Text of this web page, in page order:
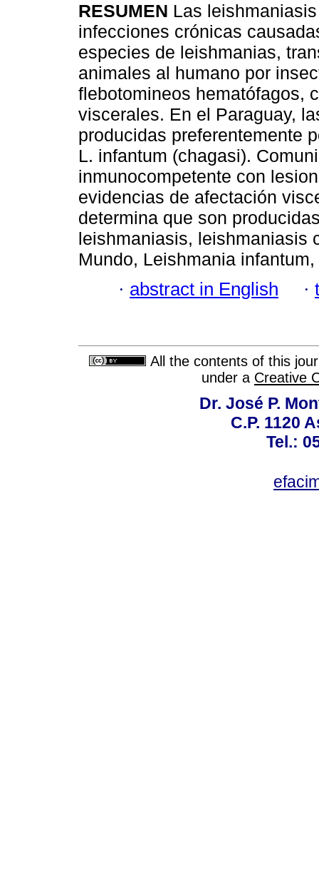
RESUMEN Las
infecciones crónicas
especies de leishmanias,
animales al humano por
flebotomineos hematófagos,
viscerales. En el Paraguay,
producidas preferentemente
L. infantum (chagasi).
inmunocompetente con
evidencias de afectación
determina que son
leishmaniasis, leishmaniasis
Mundo, Leishmania
· abstract in English ·
All the contents of this
under a Creative
Dr. José P.
C.P. 1120
Tel.: